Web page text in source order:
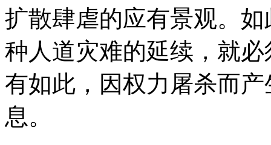
扩散肆虐的应有景观。
种人道灾难的延续，就
有如此，因权力屠杀而
息。